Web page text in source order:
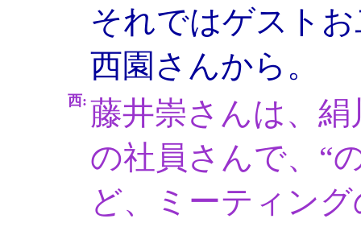
それではゲスト
西園さんから。
西: 藤井崇さんは、
の社員さんで、“
ど、ミーティン